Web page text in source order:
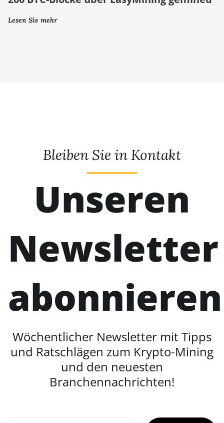
Lesen Sie mehr
Bleiben Sie in Kontakt
Unseren
Newsletter
abonnieren
Wöchentlicher Newsletter mit Tipps
und Ratschlägen zum Krypto-Mining
und den neuesten
Branchennachrichten!